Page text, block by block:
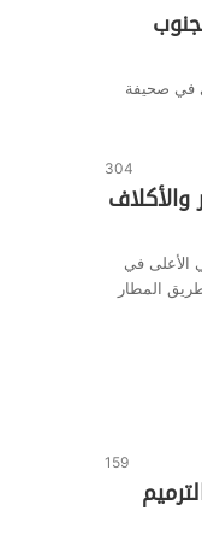
في صحيفة
304
الأعلى في
المطار
159